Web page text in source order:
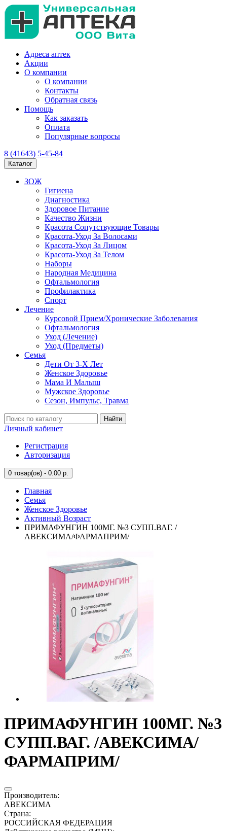
Адреса аптек
Акции
О компании
О компании
Контакты
Обратная связь
Помощь
Как заказать
Оплата
Популярные вопросы
8 (41643) 5-45-84
Каталог
ЗОЖ
Гигиена
Диагностика
Здоровое Питание
Качество Жизни
Красота Сопутствующие Товары
Красота-Уход За Волосами
Красота-Уход За Лицом
Красота-Уход За Телом
Наборы
Народная Медицина
Офтальмология
Профилактика
Спорт
Лечение
Курсовой Прием/Хронические Заболевания
Офтальмология
Уход (Лечение)
Уход (Предметы)
Семья
Дети От 3-Х Лет
Женское Здоровье
Мама И Малыш
Мужское Здоровье
Сезон, Импульс, Травма
Найти
Личный кабинет
Регистрация
Авторизация
0 товар(ов) - 0.00 р.
Главная
Семья
Женское Здоровье
Активный Возраст
ПРИМАФУНГИН 100МГ. №3 СУПП.ВАГ. /
АВЕКСИМА/ФАРМАПРИМ/
ПРИМАФУНГИН 100МГ. №3
СУПП.ВАГ. /АВЕКСИМА/
ФАРМАПРИМ/
Производитель:
АВЕКСИМА
Страна:
РОССИЙСКАЯ ФЕДЕРАЦИЯ